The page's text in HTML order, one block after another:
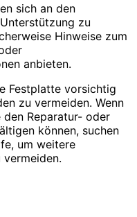
sich an den
zu
Hinweise zum
anbieten.
Festplatte vorsichtig
zu vermeiden. Wenn
Reparatur- oder
können, suchen
um weitere